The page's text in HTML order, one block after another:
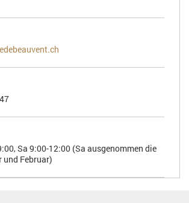
Sa 9:00-12:00 (Sa ausgenommen die
und Februar)